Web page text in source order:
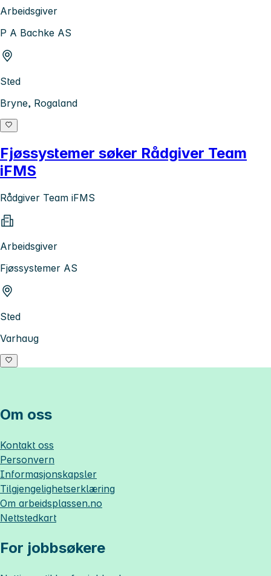
Arbeidsgiver
P A Bachke AS
Sted
Bryne, Rogaland
Fjøssystemer søker Rådgiver Team
iFMS
Rådgiver Team iFMS
Arbeidsgiver
Fjøssystemer AS
Sted
Varhaug
Om oss
Kontakt oss
Personvern
Informasjonskapsler
Tilgjengelighetserklæring
Om arbeidsplassen.no
Nettstedkart
For jobbsøkere